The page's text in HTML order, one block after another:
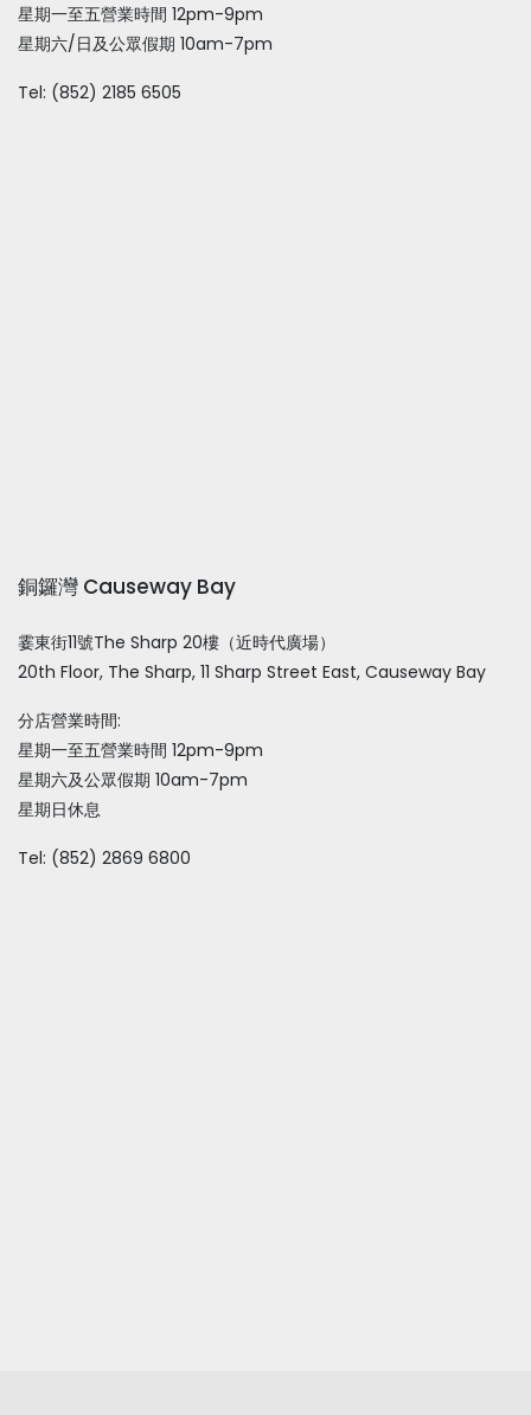
星期一至五營業時間 12pm-9pm
星期六/日及公眾假期 10am-7pm
Tel: (852) 2185 6505
銅鑼灣 Causeway Bay
霎東街11號The Sharp 20樓（近時代廣場）
20th Floor, The Sharp, 11 Sharp Street East, Causeway Bay
分店營業時間:
星期一至五營業時間 12pm-9pm
星期六及公眾假期 10am-7pm
星期日休息
Tel: (852) 2869 6800